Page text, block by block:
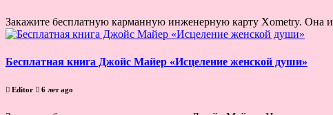
Закажите бесплатную карманную инженерную карту Xometry. Она
Бесплатная книга Джойс Майер «Исцеление женской души»
Editor 6 лет ago